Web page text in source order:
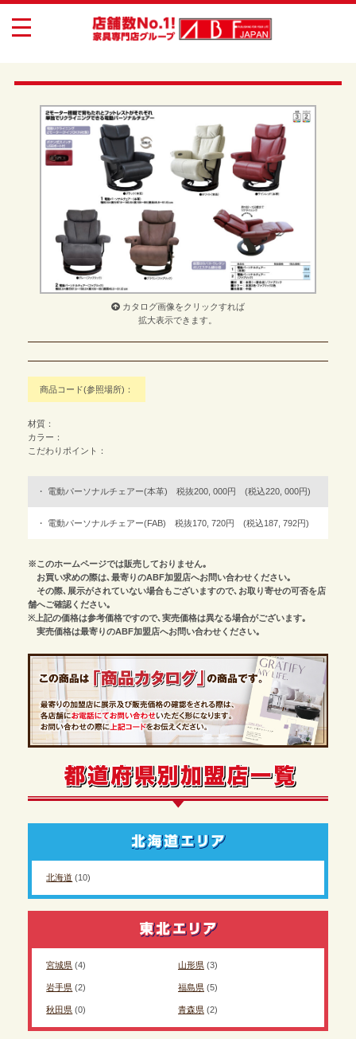
toggle
navigation
カタログ画像をクリックすれば
拡大表示できます。
商品コード(参照場所)：
材質：
カラー：
こだわりポイント：
電動パーソナルチェアー(本革) 税抜200, 000円 (税込220, 000円)
電動パーソナルチェアー(FAB) 税抜170, 720円 (税込187, 792円)
※このホームページでは販売しておりません｡
お買い求めの際は､最寄りのABF加盟店へお問い合わせください｡
その際､展示がされていない場合もございますので､お取り寄せの可否を店
舗へご確認ください｡
※上記の価格は参考価格ですので､実売価格は異なる場合がございます｡
実売価格は最寄りのABF加盟店へお問い合わせください｡
北海道 (10)
宮城県 (4) 山形県(3)
岩手県 (2) 福島県(5)
秋田県 (0) 青森県(2)